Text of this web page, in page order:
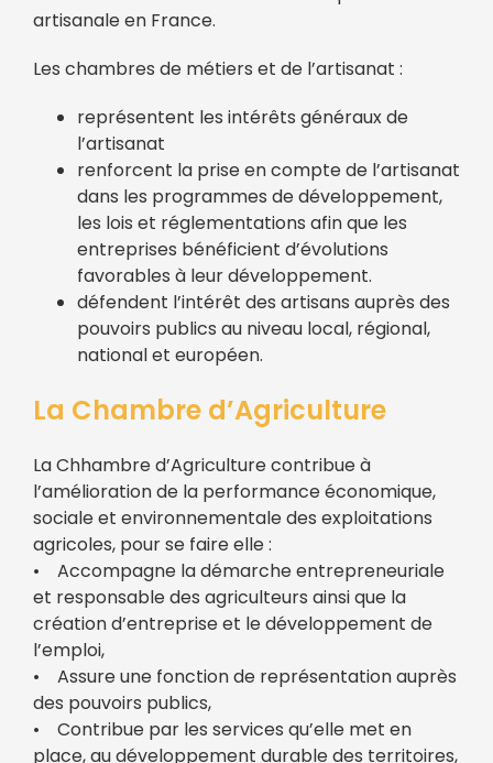
artisanale en France.
Les chambres de métiers et de l’artisanat :
représentent les intérêts généraux de
l’artisanat
renforcent la prise en compte de l’artisanat
dans les programmes de développement,
les lois et réglementations afin que les
entreprises bénéficient d’évolutions
favorables à leur développement.
défendent l’intérêt des artisans auprès des
pouvoirs publics au niveau local, régional,
national et européen.
La Chambre d’Agriculture
La Chhambre d’Agriculture contribue à
l’amélioration de la performance économique,
sociale et environnementale des exploitations
agricoles, pour se faire elle :
• Accompagne la démarche entrepreneuriale
et responsable des agriculteurs ainsi que la
création d’entreprise et le développement de
l’emploi,
• Assure une fonction de représentation auprès
des pouvoirs publics,
• Contribue par les services qu’elle met en
place, au développement durable des territoires,